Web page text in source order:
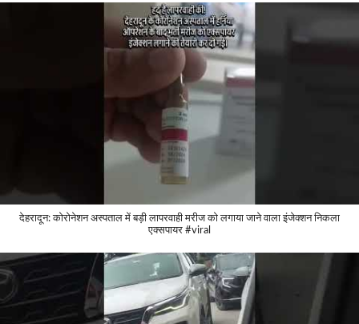
देहरादून: कोरोनेशन अस्पताल में बड़ी लापरवाही मरीज को लगाया जाने वाला इंजेक्शन निकला
एक्सपायर #viral